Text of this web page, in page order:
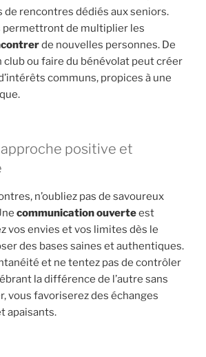
de rencontres dédiés aux seniors.
permettront de multiplier les
de nouvelles personnes. De
club ou faire du bénévolat peut créer
communs, propices à une
positive et
n’oubliez pas de savoureux
communication ouverteest
vos envies et vos limites dès le
des bases saines et authentiques.
et ne tentez pas de contrôler
la différence de l’autre sans
vous favoriserez des échanges
apaisants.